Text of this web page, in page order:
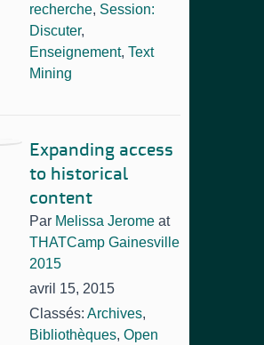
recherche, Session:
Discuter,
Enseignement, Text
Mining
Expanding access
to historical
content
Par Melissa Jerome at
THATCamp Gainesville
2015
avril 15, 2015
Classés: Archives,
Bibliothèques, Open